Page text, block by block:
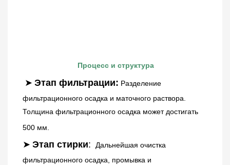
Процесс и структура
➤ Этап фильтрации: Разделение
фильтрационного осадка и маточного раствора.
Толщина фильтрационного осадка может достигать
500 мм.
➤ Этап стирки:
Дальнейшая очистка
фильтрационного осадка, промывка и